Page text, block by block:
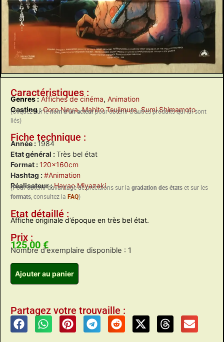
Caractéristiques :
Genres : Affiches de cinéma, Animation
Casting : Goro Naya,Mahito Tsujimura,Sumi Shimamoto
(Cliquez sur lenom d’un acteurpour obtenir d’autres produits qui lui sont
liés)
Fiche technique :
Année : 1984
Etat général :Très bel état
Format :120x160cm
Hashtag :#Animation
Réalisateur :Hayao Miyazaki
(Pour obtenir davantage de précisions sur la gradation des états et sur les
formats, consultez la FAQ)
Etat détaillé :
Affiche originale d’époque en très bel état.
Prix :
125,00 €
Nombre d'exemplaire disponible : 1
Ajouter au panier
Partagez votre trouvaille :